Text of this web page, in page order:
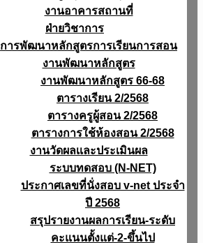
งานอาคารสถานที่
ฝ่ายวิชาการ
การพัฒนาหลักสูตรการเรียนการสอน
งานพัฒนาหลักสูตร
งานพัฒนาหลักสูตร 66-68
ตารางเรียน 2/2568
ตารางครูผู้สอน 2/2568
ตารางการใช้ห้องสอน 2/2568
งานวัดผลเเละประเมินผล
ระบบทดสอบ (N-NET)
ประกาศเลขที่นั่งสอบ v-net ประจำ
ปี 2568
สรุปรายงานผลการเรียน-ระดับ
คะแนนตั้งแต่-2-ขึ้นไป